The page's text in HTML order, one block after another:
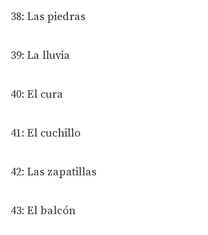
38: Las piedras
39: La lluvia
40: El cura
41: El cuchillo
42: Las zapatillas
43: El balcón